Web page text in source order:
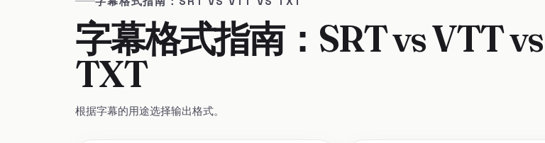
字幕格式指南：SRT vs VTT vs
TXT
根据字幕的用途选择输出格式。